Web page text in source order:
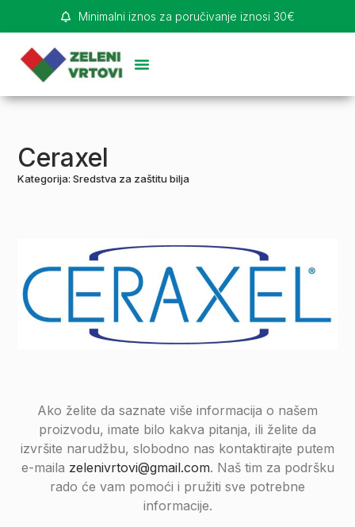
Minimalni iznos za poručivanje iznosi 30€
Ceraxel
Kategorija:Sredstva za zaštitu bilja
Ako želite da saznate više informacija o našem
proizvodu, imate bilo kakva pitanja, ili želite da
izvršite narudžbu, slobodno nas kontaktirajte putem
e-maila zelenivrtovi@gmail.com. Naš tim za podršku
rado će vam pomoći i pružiti sve potrebne
informacije.